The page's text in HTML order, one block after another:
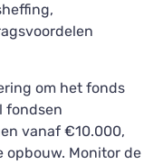
om het fonds
fondsen
vanaf €10.000,
opbouw. Monitor de